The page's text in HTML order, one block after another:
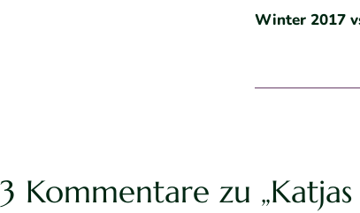
Winter 2017
3 Kommentare zu